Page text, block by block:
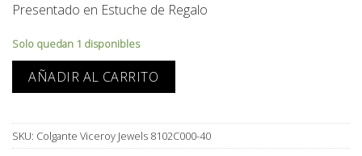
Presentado en Estuche de Regalo
Solo quedan 1 disponibles
AÑADIR AL CARRITO
SKU: Colgante Viceroy Jewels 8102C000-40